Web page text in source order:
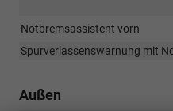
Notbremsassistent vorn
Spurverlassenswarnung mit
Außen